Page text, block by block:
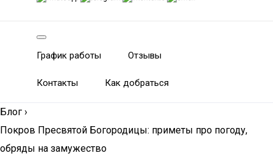
График работы Отзывы
Контакты Как добраться
Блог ›
Покров Пресвятой Богородицы: приметы про погоду,
обряды на замужество